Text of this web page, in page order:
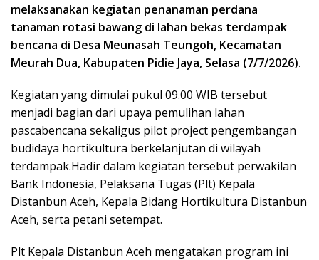
melaksanakan kegiatan penanaman perdana
tanaman rotasi bawang di lahan bekas terdampak
bencana di Desa Meunasah Teungoh, Kecamatan
Meurah Dua, Kabupaten Pidie Jaya, Selasa (7/7/2026).
Kegiatan yang dimulai pukul 09.00 WIB tersebut
menjadi bagian dari upaya pemulihan lahan
pascabencana sekaligus pilot project pengembangan
budidaya hortikultura berkelanjutan di wilayah
terdampak.Hadir dalam kegiatan tersebut perwakilan
Bank Indonesia, Pelaksana Tugas (Plt) Kepala
Distanbun Aceh, Kepala Bidang Hortikultura Distanbun
Aceh, serta petani setempat.
Plt Kepala Distanbun Aceh mengatakan program ini